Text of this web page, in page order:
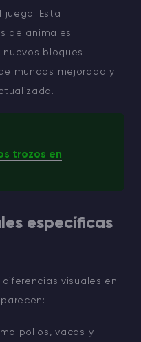
juego. Esta
de animales
bloques
mundos mejorada y
trozos en
específicas
visuales en
pollos, vacas y